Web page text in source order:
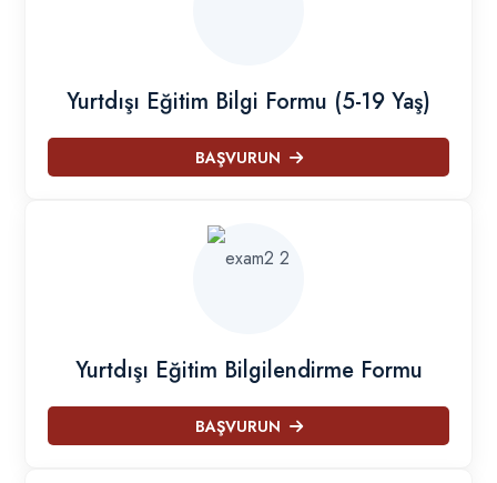
Yurtdışı Eğitim Bilgi Formu (5-19 Yaş)
BAŞVURUN
Yurtdışı Eğitim Bilgilendirme Formu
BAŞVURUN